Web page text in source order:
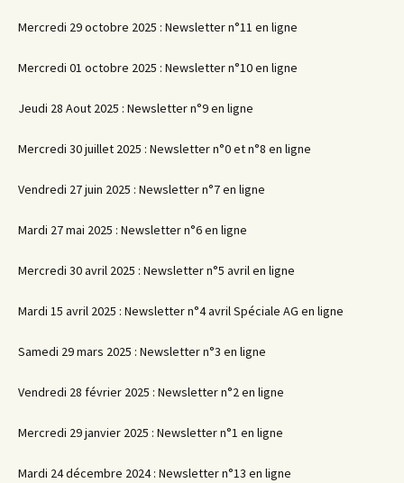
Mercredi 29 octobre 2025 : Newsletter n°11 en ligne
Mercredi 01 octobre 2025 : Newsletter n°10 en ligne
Jeudi 28 Aout 2025 : Newsletter n°9 en ligne
Mercredi 30 juillet 2025 : Newsletter n°0 et n°8 en ligne
Vendredi 27 juin 2025 : Newsletter n°7 en ligne
Mardi 27 mai 2025 : Newsletter n°6 en ligne
Mercredi 30 avril 2025 : Newsletter n°5 avril en ligne
Mardi 15 avril 2025 : Newsletter n°4 avril Spéciale AG en ligne
Samedi 29 mars 2025 : Newsletter n°3 en ligne
Vendredi 28 février 2025 : Newsletter n°2 en ligne
Mercredi 29 janvier 2025 : Newsletter n°1 en ligne
Mardi 24 décembre 2024 : Newsletter n°13 en ligne